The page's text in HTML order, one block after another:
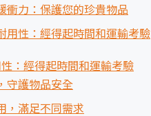
衝力：保護您的珍貴物品
用性：經得起時間和運輸考驗
：經得起時間和運輸考驗
守護物品安全
，滿足不同需求